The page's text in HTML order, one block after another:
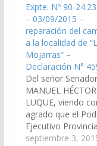
Expte. Nº 90-
– 03/09/2015 –
reparación del
a la localidad de
Mojarras” –
Declaración N°
Del señor Senador
MANUEL HÉCTOR
LUQUE, viendo
agrado que el
Ejecutivo
través de los
septiembre 3,